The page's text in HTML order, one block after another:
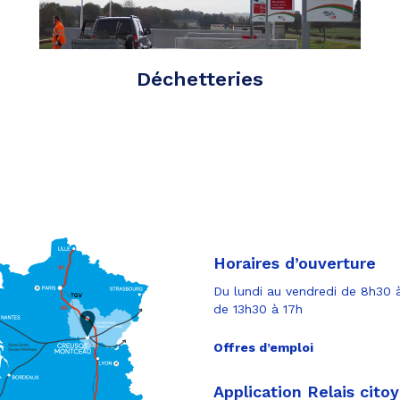
Déchetteries
Horaires d’ouverture
Du lundi au vendredi de 8h30
de 13h30 à 17h
Offres d’emploi
Application Relais